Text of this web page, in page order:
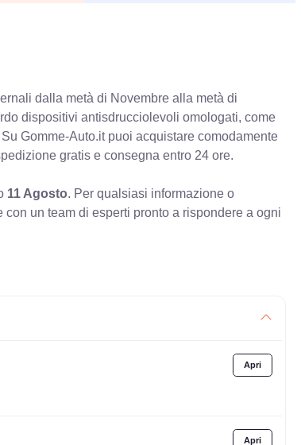
dalla metà di Novembre alla metà di
dispositivi antisdrucciolevoli omologati, come
Gomme-Auto.it puoi acquistare comodamente
gratis e consegna entro 24 ore.
11 Agosto. Per qualsiasi informazione o
con un team di esperti pronto a rispondere a ogni